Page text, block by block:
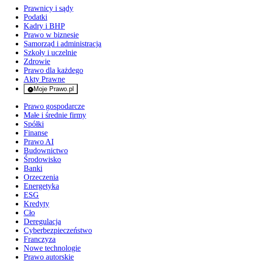
Prawnicy i sądy
Podatki
Kadry i BHP
Prawo w biznesie
Samorząd i administracja
Szkoły i uczelnie
Zdrowie
Prawo dla każdego
Akty Prawne
Moje Prawo.pl
- rejestracja i logowanie do serwisu
Prawo gospodarcze
Małe i średnie firmy
Spółki
Finanse
Prawo AI
Budownictwo
Środowisko
Banki
Orzeczenia
Energetyka
ESG
Kredyty
Cło
Deregulacja
Cyberbezpieczeństwo
Franczyza
Nowe technologie
Prawo autorskie